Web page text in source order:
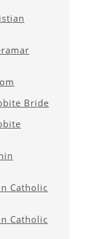
Bride
Catholic
Catholic